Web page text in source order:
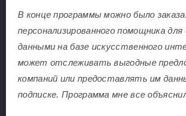
В конце программы можно было
персонализированного помощника для
данными на базе искусственного
может отслеживать выгодные
компаний или предоставлять им
подписке. Программа мне все